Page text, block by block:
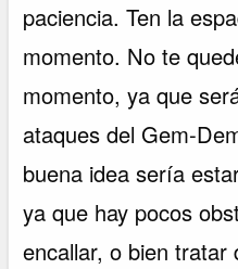
paciencia. Ten la
momento. No te
momento, ya que
ataques del Gem-
buena idea sería
ya que hay pocos
encallar, o bien tratar